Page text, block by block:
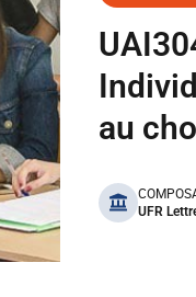
au
benefits
UFR